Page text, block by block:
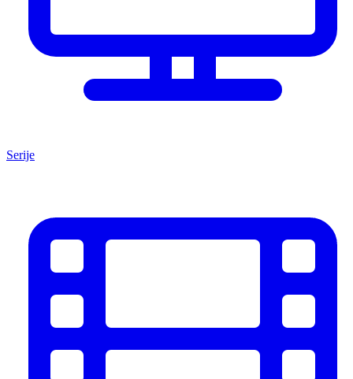
Serije